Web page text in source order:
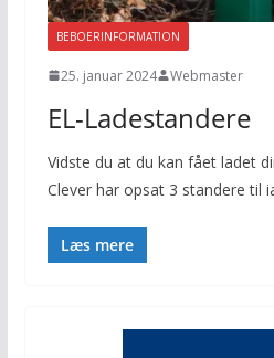
BEBOERINFORMATION
25. januar 2024 Webmaster
EL-Ladestandere
Vidste du at du kan fået ladet
Clever har opsat 3 standere til
Læs mere